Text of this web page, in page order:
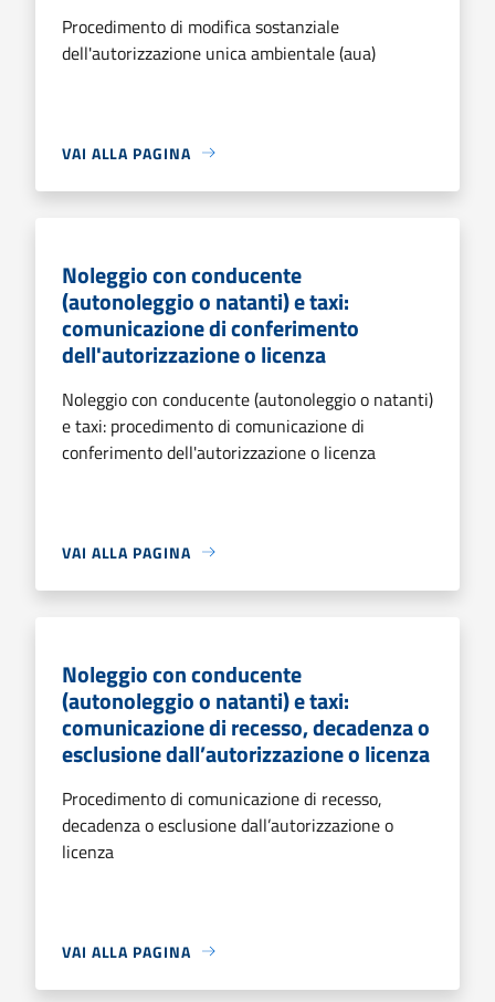
Procedimento di modifica sostanziale
dell'autorizzazione unica ambientale (aua)
VAI ALLA PAGINA
Noleggio con conducente
(autonoleggio o natanti) e taxi:
comunicazione di conferimento
dell'autorizzazione o licenza
Noleggio con conducente (autonoleggio o natanti)
e taxi: procedimento di comunicazione di
conferimento dell'autorizzazione o licenza
VAI ALLA PAGINA
Noleggio con conducente
(autonoleggio o natanti) e taxi:
comunicazione di recesso, decadenza o
esclusione dall’autorizzazione o licenza
Procedimento di comunicazione di recesso,
decadenza o esclusione dall’autorizzazione o
licenza
VAI ALLA PAGINA